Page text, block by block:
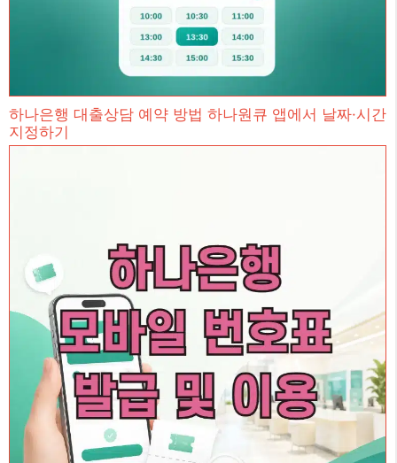
하나은행 대출상담 예약 방법 하나원큐 앱에서 날짜·시간
지정하기